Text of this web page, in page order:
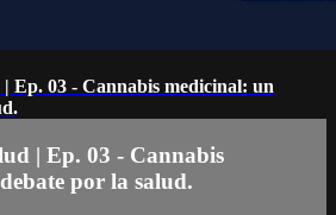
| Ep. 03 - Cannabis medicinal: un
| Ep. 03 - Cannabis
por la salud.